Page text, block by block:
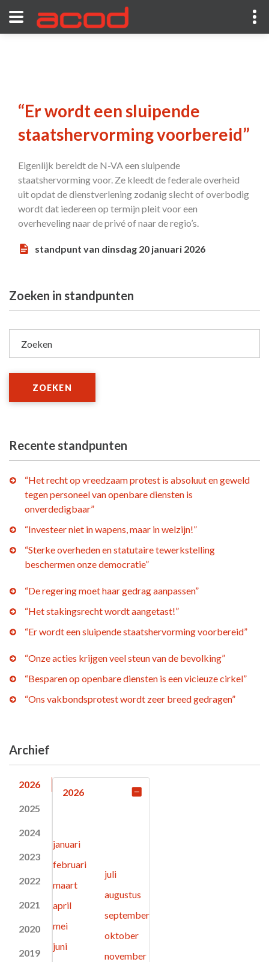
“Er wordt een sluipende
staatshervorming voorbereid”
Eigenlijk bereidt de N-VA een sluipende
staatshervorming voor. Ze kleedt de federale overheid
uit opdat de dienstverlening zodanig slecht of overbodig
wordt dat iedereen op termijn pleit voor een
overheveling naar de privé of naar de regio’s.
standpunt van dinsdag 20 januari 2026
Zoeken in standpunten
Zoeken
ZOEKEN
Recente standpunten
“Het recht op vreedzaam protest is absoluut en geweld
tegen personeel van openbare diensten is
onverdedigbaar”
“Investeer niet in wapens, maar in welzijn!”
“Sterke overheden en statutaire tewerkstelling
beschermen onze democratie”
“De regering moet haar gedrag aanpassen”
“Het stakingsrecht wordt aangetast!”
“Er wordt een sluipende staatshervorming voorbereid”
“Onze acties krijgen veel steun van de bevolking”
“Besparen op openbare diensten is een vicieuze cirkel”
“Ons vakbondsprotest wordt zeer breed gedragen”
Archief
2026
2025
2024
2023
2022
2021
2020
2019
2026
januari
februari
maart
april
mei
juni
juli
augustus
september
oktober
november